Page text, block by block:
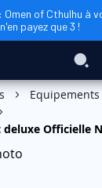
Omen of Cthulhu à
n'en payez que 3 !
Equipements
Officielle